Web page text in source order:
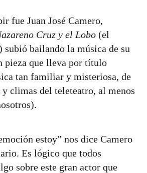
fue Juan José Camero,
Cruz y el Lobo (el
subió bailando la música de su
pieza que lleva por título
tan familiar y misteriosa, de
climas del teleteatro, al menos
estoy” nos dice Camero
Es lógico que todos
sobre este gran actor que